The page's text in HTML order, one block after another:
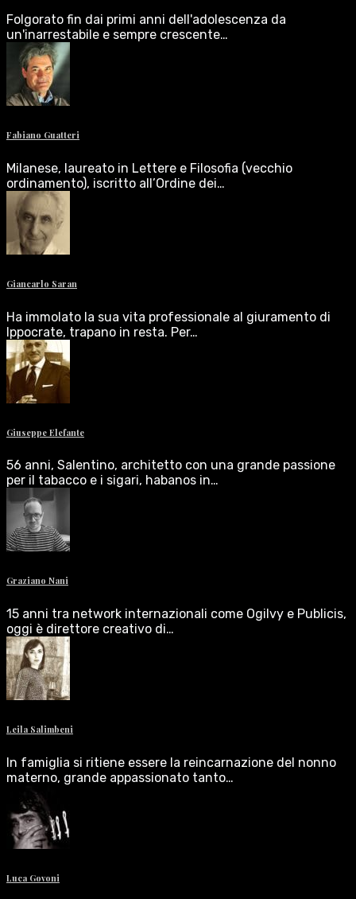
Folgorato fin dai primi anni dell'adolescenza da
un'inarrestabile e sempre crescente…
Fabiano Guatteri
Milanese, laureato in Lettere e Filosofia (vecchio
ordinamento), iscritto all’Ordine dei…
Giancarlo Saran
Ha immolato la sua vita professionale al giuramento di
Ippocrate, trapano in resta. Per…
Giuseppe Elefante
56 anni, Salentino, architetto con una grande passione
per il tabacco e i sigari, habanos in…
Graziano Nani
15 anni tra network internazionali come Ogilvy e Publicis,
oggi è direttore creativo di…
Leila Salimbeni
In famiglia si ritiene essere la reincarnazione del nonno
materno, grande appassionato tanto…
Luca Govoni